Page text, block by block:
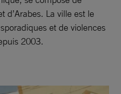
d’Arabes. La ville est le
et de violences
2003.